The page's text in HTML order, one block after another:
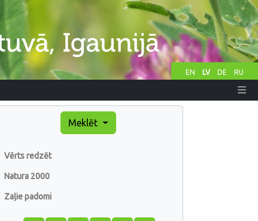
EN LV DE RU
Meklēt
Vērts redzēt
Natura 2000
Zaļie padomi